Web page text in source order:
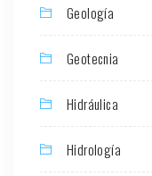
Geología
Geotecnia
Hidráulica
Hidrología